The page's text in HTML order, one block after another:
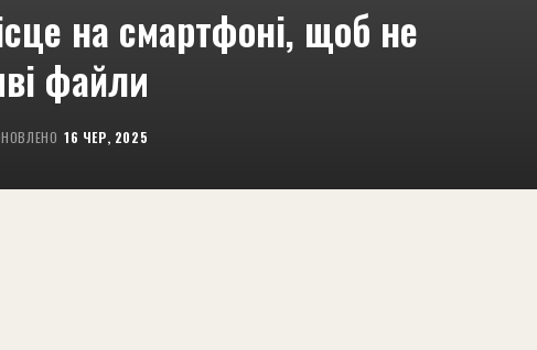
на смартфоні, щоб не
файли
16 ЧЕР, 2025